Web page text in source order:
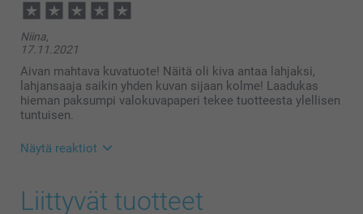
15:29
Hei Heidi!
Ethän epäröi ottaa yhteyttä asiakaspalveluun
saadaksesi apua, mikäli tarvitset sitä 😊
Lämpimin terveisin
Kaisa @smartphoto
Niina,
17.11.2021
Aivan mahtava kuvatuote! Näitä oli kiva antaa lahjaksi,
lahjansaaja saikin yhden kuvan sijaan kolme! Laadukas
hieman paksumpi valokuvapaperi tekee tuotteesta ylellisen
tuntuisen.
Näytä reaktiot
17.11.2021
13:59
Liittyvät tuotteet